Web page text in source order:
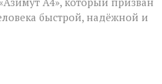
от
«Азимута»
быстрой, надёжной и